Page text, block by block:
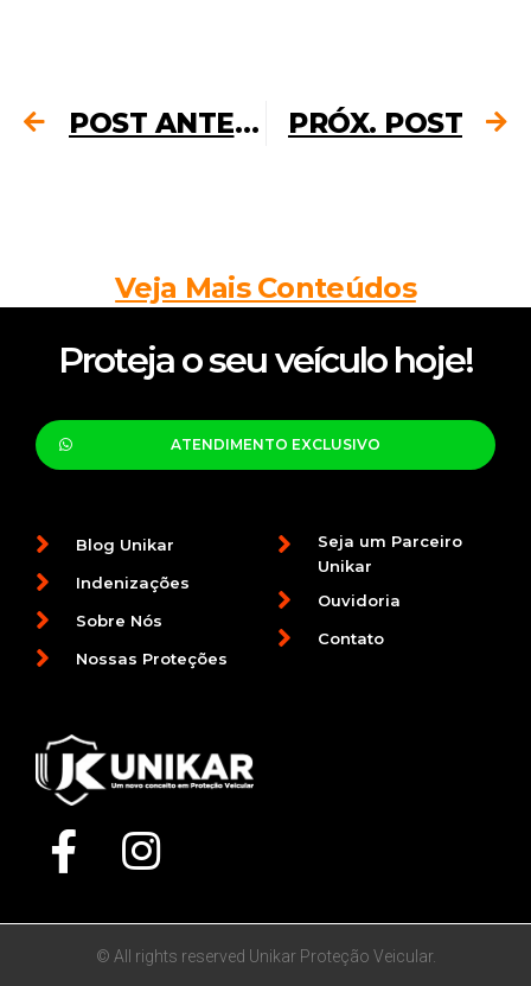
POST ANTERIOR PRÓX. POST
Veja Mais Conteúdos
Proteja o seu veículo hoje!
ATENDIMENTO EXCLUSIVO
Blog Unikar
Indenizações
Sobre Nós
Nossas Proteções
Seja um Parceiro
Unikar
Ouvidoria
Contato
© All rights reserved Unikar Proteção Veicular.